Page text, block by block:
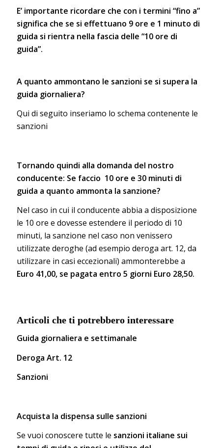
E’ importante ricordare che con i termini “fino a”
significa che se si effettuano 9 ore e 1 minuto di
guida si rientra nella fascia delle “10 ore di
guida”.
A quanto ammontano le sanzioni se si supera la
guida giornaliera?
Qui di seguito inseriamo lo schema contenente le
sanzioni
Tornando quindi alla domanda del nostro
conducente: Se faccio 10 ore e 30 minuti di
guida a quanto ammonta la sanzione?
Nel caso in cui il conducente abbia a disposizione
le 10 ore e dovesse estendere il periodo di 10
minuti, la sanzione nel caso non venissero
utilizzate deroghe (ad esempio deroga art. 12, da
utilizzare in casi eccezionali) ammonterebbe a
Euro 41,00, se pagata entro 5 giorni Euro 28,50.
Articoli che ti potrebbero interessare
Guida giornaliera e settimanale
Deroga Art. 12
Sanzioni
Acquista la dispensa sulle sanzioni
Se vuoi conoscere tutte le sanzioni italiane sui